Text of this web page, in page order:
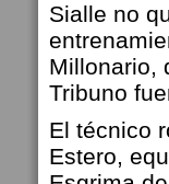
Sialle no
Millonario,
Tribuno
El técnico
Estero,